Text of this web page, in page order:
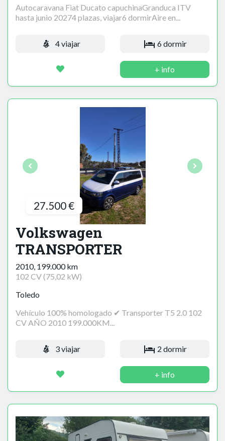
Autocaravana Fiat Ducato capuchinaGranduca ITV
hasta junio 20274 plazas, viajar6 dormirAire en...
4 viajar 6 dormir
+ info
27.500 €
Volkswagen
TRANSPORTER
2010, 199.000 km
102 CV (75,02 kW)
Toledo
Vehículo 100% homologado ✔ Transporter T5 2.0 102
CV AÑO 2010 199.000KM...
3 viajar 2 dormir
+ info